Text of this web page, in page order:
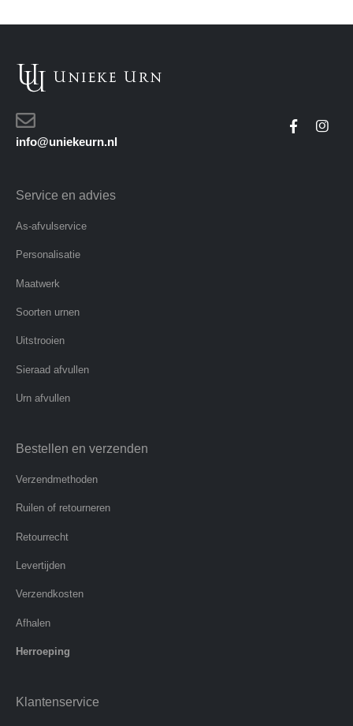
info@uniekeurn.nl
Service en advies
As-afvulservice
Personalisatie
Maatwerk
Soorten urnen
Uitstrooien
Sieraad afvullen
Urn afvullen
Bestellen en verzenden
Verzendmethoden
Ruilen of retourneren
Retourrecht
Levertijden
Verzendkosten
Afhalen
Herroeping
Klantenservice